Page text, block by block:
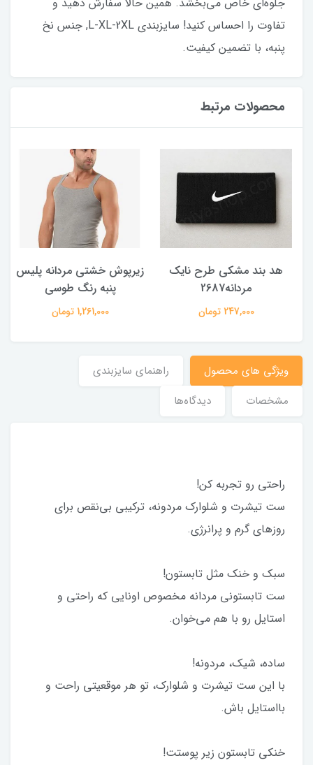
تفاوت را احساس کنید! سایزبندی L-XL-2XL, جنس نخ
پنبه، با تضمین کیفیت.
محصولات مرتبط
هد بند مشکی طرح نایک
مردانه2687
247,000 تومان
زیرپوش خشتی مردانه پلیس
پنبه رنگ طوسی
1,261,000 تومان
ویژگی های محصول
راهنمای سایزبندی
مشخصات
دیدگاه‌ها
راحتی رو تجربه کن!
ست تیشرت و شلوارک مردونه، ترکیبی بی‌نقص برای
روزهای گرم و پرانرژی.
سبک و خنک مثل تابستون!
ست تابستونی مردانه مخصوص اونایی که راحتی و
استایل رو با هم می‌خوان.
ساده، شیک، مردونه!
با این ست تیشرت و شلوارک، تو هر موقعیتی راحت و
بااستایل باش.
خنکی تابستون زیر پوستت!